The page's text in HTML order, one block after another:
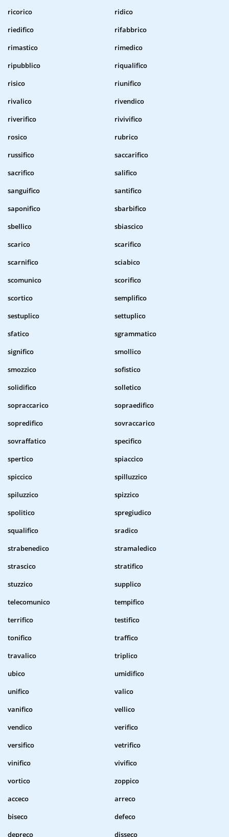
ricorico
ridico
riedifico
rifabbrico
rimastico
rimedico
ripubblico
riqualifico
risico
riunifico
rivalico
rivendico
riverifico
rivivifico
rosico
rubrico
russifico
saccarifico
sacrifico
salifico
sanguifico
santifico
saponifico
sbarbifico
sbellico
sbiascico
scarico
scarifico
scarnifico
sciabico
scomunico
scorifico
scortico
semplifico
sestuplico
settuplico
sfatico
sgrammatico
significo
smollico
smozzico
sofistico
solidifico
solletico
sopraccarico
sopraedifico
sopredifico
sovraccarico
sovraffatico
specifico
spertico
spiaccico
spiccico
spilluzzico
spiluzzico
spizzico
spolitico
spregiudico
squalifico
sradico
strabenedico
stramaledico
strascico
stratifico
stuzzico
supplico
telecomunico
tempifico
terrifico
testifico
tonifico
traffico
travalico
triplico
ubico
umidifico
unifico
valico
vanifico
vellico
vendico
verifico
versifico
vetrifico
vinifico
vivifico
vortico
zoppico
acceco
arreco
biseco
defeco
depreco
disseco